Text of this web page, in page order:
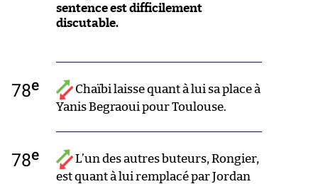
sentence est difficilement
discutable.
78e
Chaïbi laisse quant à lui sa place à
Yanis Begraoui pour Toulouse.
78e
L’un des autres buteurs, Rongier,
est quant à lui remplacé par Jordan